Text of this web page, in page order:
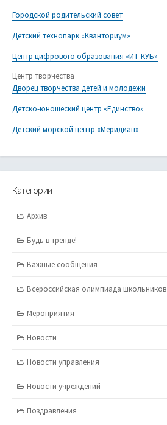
Городской родительский совет
Детский технопарк «Кванториум»
Центр цифрового образования «ИТ-КУБ»
Центр творчества
Дворец творчества детей и молодежи
Детско-юношеский центр «Единство»
Детский морской центр «Меридиан»
Категории
Архив
Будь в тренде!
Важные сообщения
Всероссийская олимпиада школьников
Мероприятия
Новости
Новости управления
Новости учреждений
Поздравления